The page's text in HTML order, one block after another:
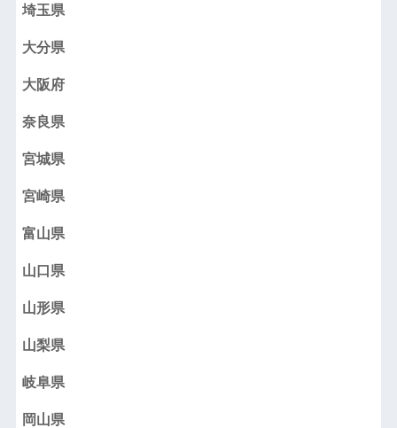
埼玉県
大分県
大阪府
奈良県
宮城県
宮崎県
富山県
山口県
山形県
山梨県
岐阜県
岡山県